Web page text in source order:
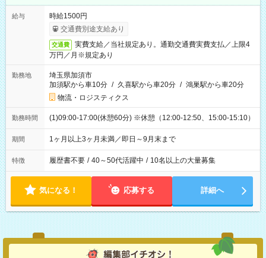
給与
時給1500円
交通費別途支給あり
交通費
実費支給／当社規定あり。通勤交通費実費支払／上限4
万円／月※規定あり
勤務地
埼玉県加須市
加須駅から車10分 / 久喜駅から車20分 / 鴻巣駅から車20分
物流・ロジスティクス
勤務時間 (1)09:00-17:00(休憩60分) ※休憩（12:00-12:50、15:00-15:10）
期間 1ヶ月以上3ヶ月未満／即日～9月末まで
特徴 履歴書不要 / 40～50代活躍中 / 10名以上の大量募集
気になる！ 応募する 詳細へ